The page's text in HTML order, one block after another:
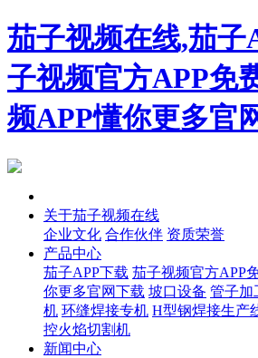
茄子视频在线,茄子
子视频官方APP免
频APP懂你更多官
关于茄子视频在线
企业文化 合作伙伴 资质荣誉
产品中心
茄子APP下载 茄子视频官方APP
你更多官网下载 坡口设备 管子加
机 环缝焊接专机 H型钢焊接生产
控火焰切割机
新闻中心